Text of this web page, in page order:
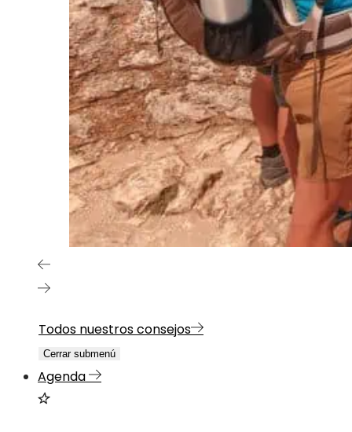
Todos nuestros consejos
Cerrar submenú
Agenda